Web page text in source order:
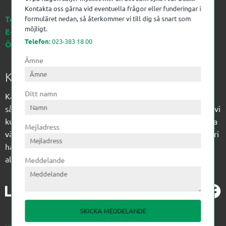
Telefon:023-383 18 00
E-post:kagon@kagon.se
Öppettider:Måndag-Fredag, 07-16
Kagon AB
Kagon har sedan 1972 levererat kompetens till
sågverksindustrin och övrig industri. Till träindustrin tillför vi
kunskap med optimeringslösningar från timmerplanen hela
vägen fram till paketering/emballering och till övrig industri
har vi ett komplement sortiment av teknikprodukter med
allt ifrån slangtillverkning till transmission och lager.
Kontakta oss gärna vid eventuella frågor eller funderingar i
formuläret nedan, så återkommer vi till dig så snart som
möjligt.
Telefon:023-383 18 00
Ämne
Ditt namn
Mejladress
Meddelande
SKICKA MEDDELANDE